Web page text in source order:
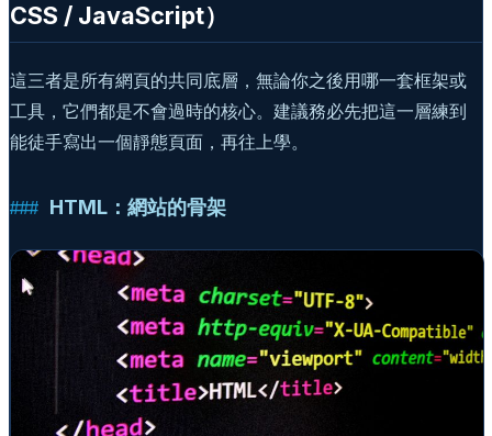
CSS / JavaScript）
這三者是所有網頁的共同底層，無論你之後用哪一套框架或
工具，它們都是不會過時的核心。建議務必先把這一層練到
能徒手寫出一個靜態頁面，再往上學。
HTML：網站的骨架